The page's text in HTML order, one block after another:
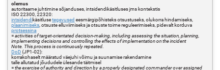
olemus
autoritaarne juhtimine sõjanduses, intsidendikäsitluses jms kontekstis
ISO 22300, 22320:
intsidendikäsitlusetegevused eesmärgipõhisteks otsustuseks, olukorra hindamiseks,
plaanimiseks , otsuste elluviimiseks ja otsuste toime reguleerimiseks, pidevalt korduva
protsessina
=activities of target-orientated decision-making, including assessing the situation, planning,
implementing decisions and controlling the effects of implementation on the incident
Note. This process is continuously repeated.
DoD (JP1-02):
korrakohaselt määratud väejuhi võimu ja suunamise rakendamine
talle allutatud jõududele ülesande täitmisel
=the exercise of authority and direction by a properly designated commander over assigned